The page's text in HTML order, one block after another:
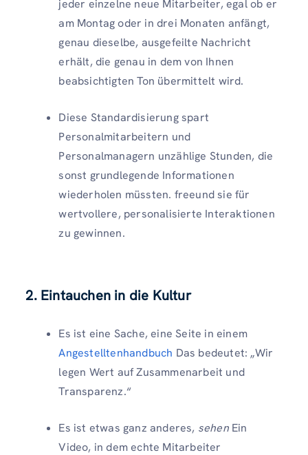
jeder einzelne neue Mitarbeiter, egal ob er
am Montag oder in drei Monaten anfängt,
genau dieselbe, ausgefeilte Nachricht
erhält, die genau in dem von Ihnen
beabsichtigten Ton übermittelt wird.
Diese Standardisierung spart
Personalmitarbeitern und
Personalmanagern unzählige Stunden, die
sonst grundlegende Informationen
wiederholen müssten. freeund sie für
wertvollere, personalisierte Interaktionen
zu gewinnen.
2. Eintauchen in die Kultur
Es ist eine Sache, eine Seite in einem
Angestelltenhandbuch Das bedeutet: „Wir
legen Wert auf Zusammenarbeit und
Transparenz.“
Es ist etwas ganz anderes, sehenEin
Video, in dem echte Mitarbeiter